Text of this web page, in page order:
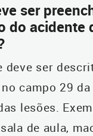
ser
do acidente
deve ser
campo 29
lesões.
de aula,